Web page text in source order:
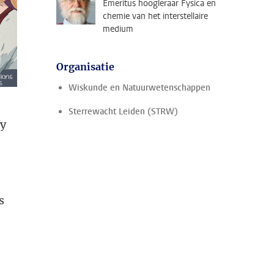
Emeritus hoogleraar Fysica en
chemie van het interstellaire
medium
Organisatie
Wiskunde en Natuurwetenschappen
Sterrewacht Leiden (STRW)